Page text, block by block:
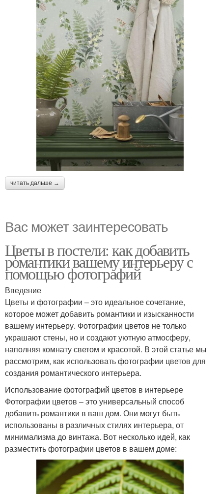
читать дальше →
Вас может заинтересовать
Цветы в постели: как добавить
романтики вашему интерьеру с
помощью фотографий
Введение
Цветы и фотографии – это идеальное сочетание,
которое может добавить романтики и изысканности
вашему интерьеру. Фотографии цветов не только
украшают стены, но и создают уютную атмосферу,
наполняя комнату светом и красотой. В этой статье мы
рассмотрим, как использовать фотографии цветов для
создания романтического интерьера.
Использование фотографий цветов в интерьере
Фотографии цветов – это универсальный способ
добавить романтики в ваш дом. Они могут быть
использованы в различных стилях интерьера, от
минимализма до винтажа. Вот несколько идей, как
разместить фотографии цветов в вашем доме: